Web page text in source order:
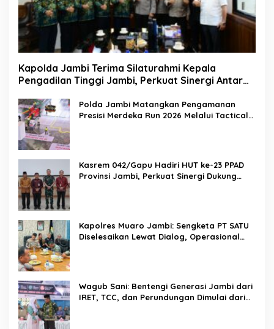
Kapolda Jambi Terima Silaturahmi Kepala
Pengadilan Tinggi Jambi, Perkuat Sinergi Antar
Polda Jambi Matangkan Pengamanan
Presisi Merdeka Run 2026 Melalui Tactical
Kasrem 042/Gapu Hadiri HUT ke-23 PPAD
Provinsi Jambi, Perkuat Sinergi Dukung
Kapolres Muaro Jambi: Sengketa PT SATU
Diselesaikan Lewat Dialog, Operasional
Wagub Sani: Bentengi Generasi Jambi dari
IRET, TCC, dan Perundungan Dimulai dari